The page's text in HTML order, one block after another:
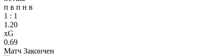
п в п н в
1 : 1
1.20
xG
0.69
Матч Закончен